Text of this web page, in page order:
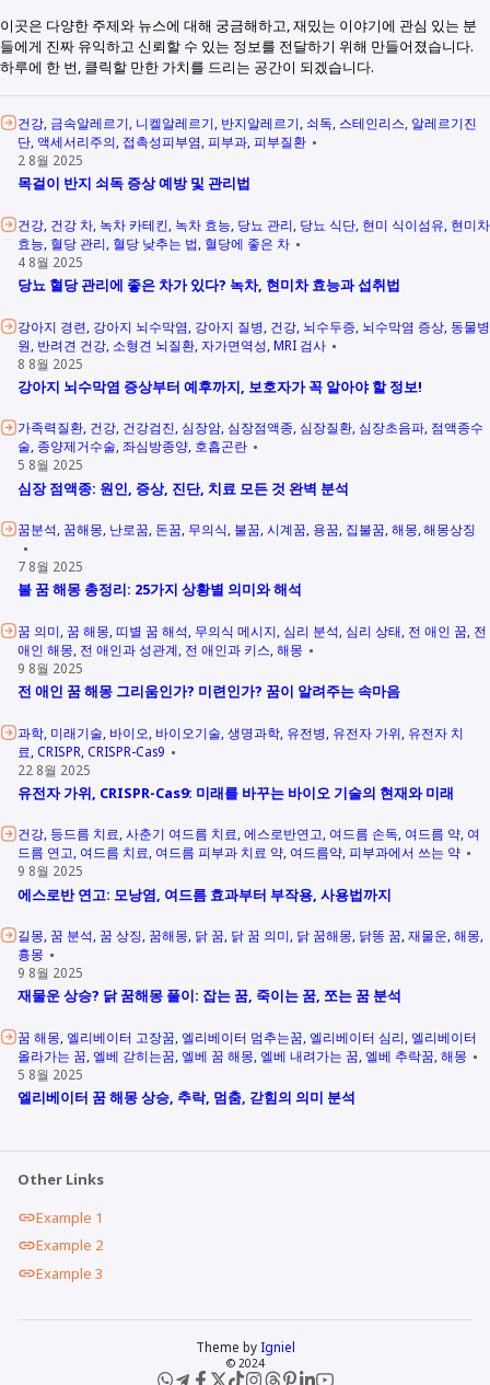
이곳은 다양한 주제와 뉴스에 대해 궁금해하고, 재밌는 이야기에 관심 있는 분
들에게 진짜 유익하고 신뢰할 수 있는 정보를 전달하기 위해 만들어졌습니다.
하루에 한 번, 클릭할 만한 가치를 드리는 공간이 되겠습니다.
건강 금속알레르기 니켈알레르기 반지알레르기 쇠독 스테인리스 알레르기진
단 액세서리주의 접촉성피부염 피부과 피부질환
2 8월 2025
목걸이 반지 쇠독 증상 예방 및 관리법
건강 건강 차 녹차 카테킨 녹차 효능 당뇨 관리 당뇨 식단 현미 식이섬유 현미차
효능 혈당 관리 혈당 낮추는 법 혈당에 좋은 차
4 8월 2025
당뇨 혈당 관리에 좋은 차가 있다? 녹차, 현미차 효능과 섭취법
강아지 경련 강아지 뇌수막염 강아지 질병 건강 뇌수두증 뇌수막염 증상 동물병
원 반려견 건강 소형견 뇌질환 자가면역성 MRI 검사
8 8월 2025
강아지 뇌수막염 증상부터 예후까지, 보호자가 꼭 알아야 할 정보!
가족력질환 건강 건강검진 심장암 심장점액종 심장질환 심장초음파 점액종수
술 종양제거수술 좌심방종양 호흡곤란
5 8월 2025
심장 점액종: 원인, 증상, 진단, 치료 모든 것 완벽 분석
꿈분석 꿈해몽 난로꿈 돈꿈 무의식 불꿈 시계꿈 용꿈 집불꿈 해몽 해몽상징
7 8월 2025
불 꿈 해몽 총정리: 25가지 상황별 의미와 해석
꿈 의미 꿈 해몽 띠별 꿈 해석 무의식 메시지 심리 분석 심리 상태 전 애인 꿈 전
애인 해몽 전 애인과 성관계 전 애인과 키스 해몽
9 8월 2025
전 애인 꿈 해몽 그리움인가? 미련인가? 꿈이 알려주는 속마음
과학 미래기술 바이오 바이오기술 생명과학 유전병 유전자 가위 유전자 치
료 CRISPR CRISPR-Cas9
22 8월 2025
유전자 가위, CRISPR-Cas9: 미래를 바꾸는 바이오 기술의 현재와 미래
건강 등드름 치료 사춘기 여드름 치료 에스로반연고 여드름 손독 여드름 약 여
드름 연고 여드름 치료 여드름 피부과 치료 약 여드름약 피부과에서 쓰는 약
9 8월 2025
에스로반 연고: 모낭염, 여드름 효과부터 부작용, 사용법까지
길몽 꿈 분석 꿈 상징 꿈해몽 닭 꿈 닭 꿈 의미 닭 꿈해몽 닭똥 꿈 재물운 해몽
흉몽
9 8월 2025
재물운 상승? 닭 꿈해몽 풀이: 잡는 꿈, 죽이는 꿈, 쪼는 꿈 분석
꿈 해몽 엘리베이터 고장꿈 엘리베이터 멈추는꿈 엘리베이터 심리 엘리베이터
올라가는 꿈 엘베 갇히는꿈 엘베 꿈 해몽 엘베 내려가는 꿈 엘베 추락꿈 해몽
5 8월 2025
엘리베이터 꿈 해몽 상승, 추락, 멈춤, 갇힘의 의미 분석
Other Links
Example 1
Example 2
Example 3
Theme by Igniel
© 2024